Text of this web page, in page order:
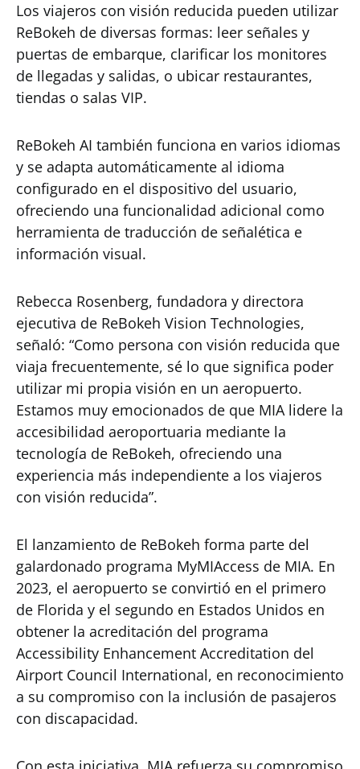
Los viajeros con visión reducida pueden utilizar
ReBokeh de diversas formas: leer señales y
puertas de embarque, clarificar los monitores
de llegadas y salidas, o ubicar restaurantes,
tiendas o salas VIP.
ReBokeh AI también funciona en varios idiomas
y se adapta automáticamente al idioma
configurado en el dispositivo del usuario,
ofreciendo una funcionalidad adicional como
herramienta de traducción de señalética e
información visual.
Rebecca Rosenberg, fundadora y directora
ejecutiva de ReBokeh Vision Technologies,
señaló: “Como persona con visión reducida que
viaja frecuentemente, sé lo que significa poder
utilizar mi propia visión en un aeropuerto.
Estamos muy emocionados de que MIA lidere la
accesibilidad aeroportuaria mediante la
tecnología de ReBokeh, ofreciendo una
experiencia más independiente a los viajeros
con visión reducida”.
El lanzamiento de ReBokeh forma parte del
galardonado programa MyMIAccess de MIA. En
2023, el aeropuerto se convirtió en el primero
de Florida y el segundo en Estados Unidos en
obtener la acreditación del programa
Accessibility Enhancement Accreditation del
Airport Council International, en reconocimiento
a su compromiso con la inclusión de pasajeros
con discapacidad.